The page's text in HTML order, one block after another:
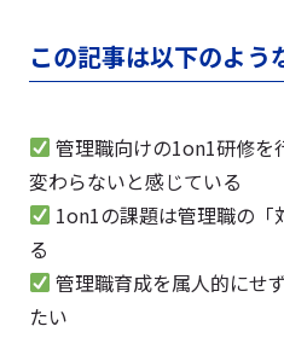
この記事は以下のよう
管理職向けの1on1研修を
変わらないと感じている
1on1の課題は管理職の「
る
管理職育成を属人的にせ
たい